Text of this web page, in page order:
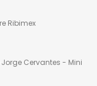
Ribimex
Jorge Cervantes - Mini